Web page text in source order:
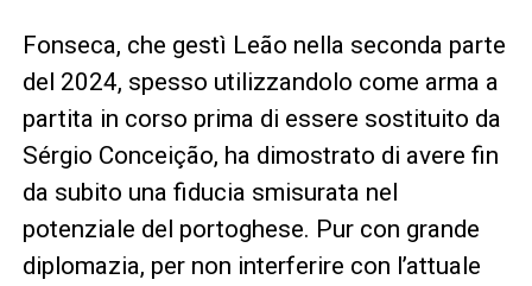
Fonseca, che gestì Leão nella seconda parte
del 2024, spesso utilizzandolo come arma a
partita in corso prima di essere sostituito da
Sérgio Conceição, ha dimostrato di avere fin
da subito una fiducia smisurata nel
potenziale del portoghese. Pur con grande
diplomazia, per non interferire con l’attuale